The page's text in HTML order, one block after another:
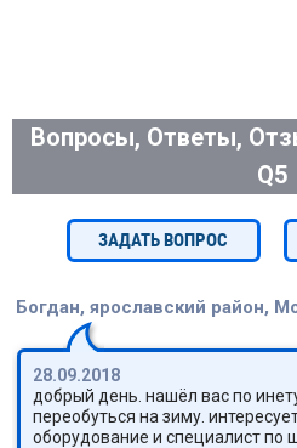
Вопросы, Ответы,
Q5
ЗАДАТЬ ВОПРОС
Богдан, ярославский район,
28.09.2018
добрый день. нашёл вас по
переобуться на зиму.
оборудование и специалист по